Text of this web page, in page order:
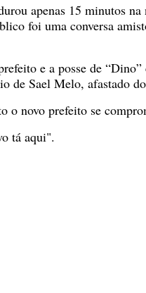
apenas 15 minutos
foi uma conversa
e a posse de
de Sael Melo, afastado
o novo prefeito se
tá aqui".